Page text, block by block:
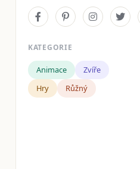
KATEGORIE
Animace
Zvíře
Hry
Růžný